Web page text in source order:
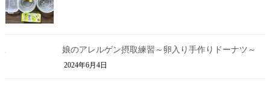
娘のアレルゲン摂取練習～卵入り手作りドーナツ～
2024年6月4日